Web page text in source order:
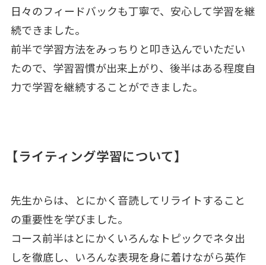
日々のフィードバックも丁寧で、安心して学習を継
続できました。
前半で学習方法をみっちりと叩き込んでいただい
たので、学習習慣が出来上がり、後半はある程度自
力で学習を継続することができました。
【ライティング学習について】
先生からは、とにかく音読してリライトすること
の重要性を学びました。
コース前半はとにかくいろんなトピックでネタ出
しを徹底し、いろんな表現を身に着けながら英作